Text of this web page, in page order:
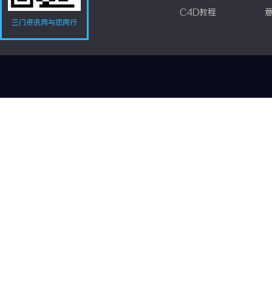
三门资讯网与您同行
C4D教程